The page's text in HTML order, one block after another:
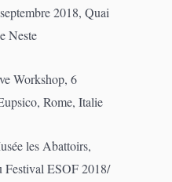
2018, Quai
Neste
Workshop, 6
Rome, Italie
les Abattoirs,
Festival ESOF 2018/